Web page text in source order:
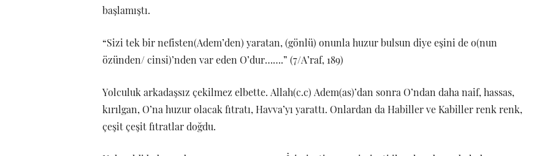
başlamıştı.
“Sizi tek bir nefisten(Adem’den) yaratan, (gönlü) onunla huzur bulsun diye eşini de o(nun
özünden/ cinsi)’nden var eden O’dur…….” (7/A’raf, 189)
Yolculuk arkadaşsız çekilmez elbette. Allah(c.c) Adem(as)’dan sonra O’ndan daha naif, hassas,
kırılgan, O’na huzur olacak fıtratı, Havva’yı yarattı. Onlardan da Habiller ve Kabiller renk renk,
çeşit çeşit fıtratlar doğdu.